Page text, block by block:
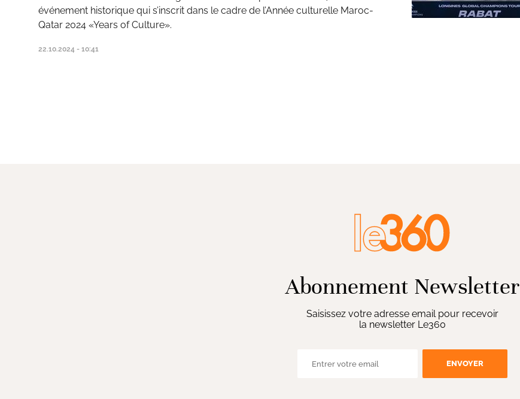
événement historique qui s’inscrit dans le cadre de l’Année culturelle Maroc-
Qatar 2024 «Years of Culture».
22.10.2024 - 10:41
Abonnement Newsletter
Saisissez votre adresse email pour recevoir
la newsletter Le360
ENVOYER